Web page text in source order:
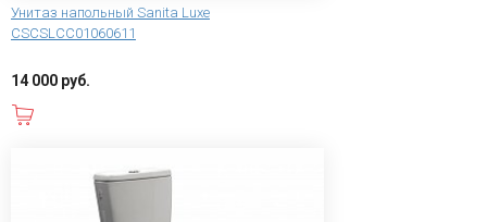
Унитаз напольный Sanita Luxe
CSCSLCC01060611
14 000 руб.